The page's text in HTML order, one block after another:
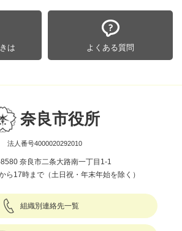
は よくある質問
奈良市役所
法人番号4000020292010
奈良市二条大路南一丁目1-1
ら17時まで（土日祝・年末年始を除く）
組織別連絡先一覧